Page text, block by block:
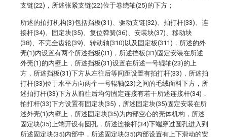
支链(22)，所述张紧支链(22)位于卷绕轴(25)的下方；
所述的拍打机构(3)包括挡板(31)、驱动支链(32)、拍打杆(33)、连
接杆(34)、固定块(35)、复位弹簧(36)、安装块(37)、移动块
(38)、不完全齿轮(39)、转动轴(310)以及固定板(311)，所述的外
壳(1)内设置有两个所述挡板(31)，所述挡板(31)固定安装在所述
外壳(1)的内壁上，所述挡板(31)设置在所述一号辊轴(23)的上
方，所述挡板(31)下方从左往后等间距设置有拍打杆(33)，所述拍
打杆(33)位于水平方向两个一号辊轴(23)之间的毛绒面料下方，所
述拍打杆(33)下方从前往后均匀固定连接有若干所述连接杆(34)，
拍打杆(33)下方设置有固定块(35)，所述固定块(35)固定安装在所
述外壳(1)内壁上，所述固定块(35)为内部空心的壳体机构，所述
固定块(35)上端开设有圆孔，所述连接杆(34)下端穿过圆孔进入到
所述固定块(35)内部中，所述固定块(35)内部设置有上下滑动的安